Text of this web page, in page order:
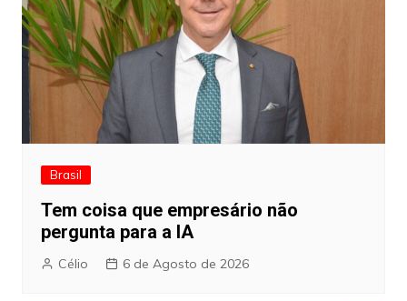
Brasil
Tem coisa que empresário não
pergunta para a IA
Célio 6 de Agosto de 2026